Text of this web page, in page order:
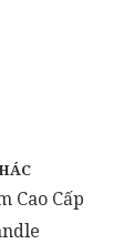
Cao Cấp